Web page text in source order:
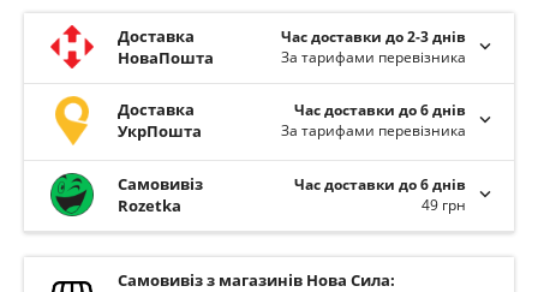
Доставка
НоваПошта
Час доставки до 2-3 днів
За тарифами перевізника
Доставка
УкрПошта
Час доставки до 6 днів
За тарифами перевізника
Самовивіз
Rozetka
Час доставки до 6 днів
49 грн
Самовивіз з магазинів Нова Сила: